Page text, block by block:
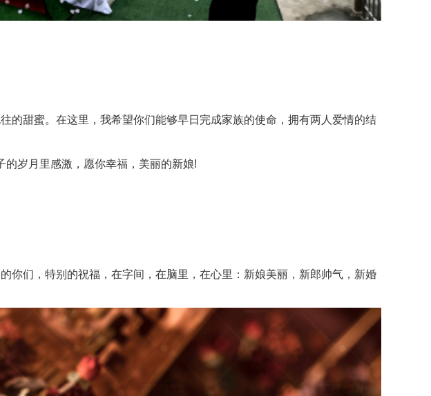
甜蜜。在这里，我希望你们能够早日完成家族的使命，拥有两人爱情的结
岁月里感激，愿你幸福，美丽的新娘!
们，特别的祝福，在字间，在脑里，在心里：新娘美丽，新郎帅气，新婚